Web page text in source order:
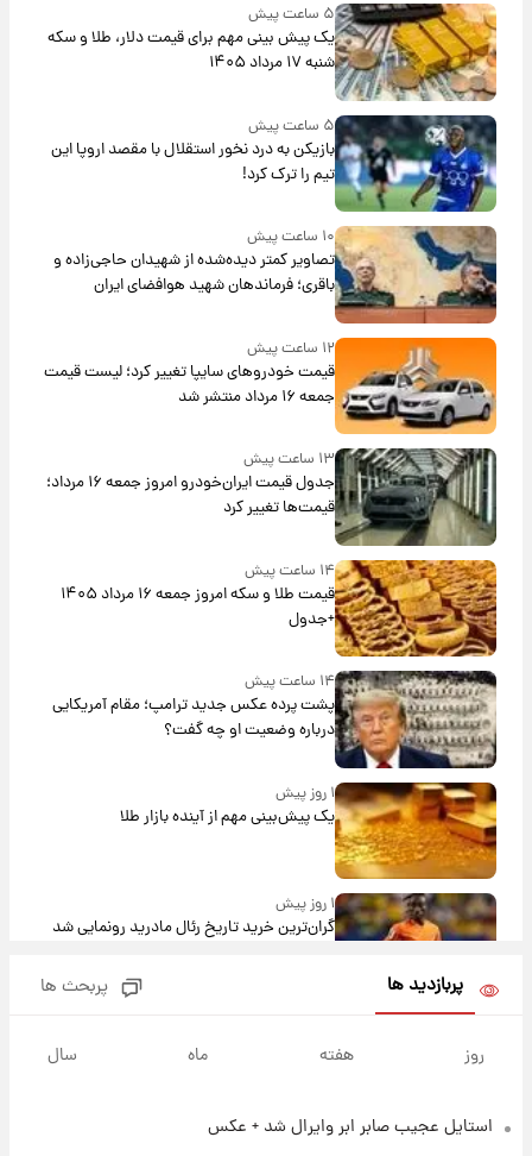
۵ ساعت پیش
یک پیش ‌بینی مهم برای قیمت دلار، طلا و سکه
شنبه ۱۷ مرداد ۱۴۰۵
۵ ساعت پیش
بازیکن به درد نخور استقلال با مقصد اروپا این
تیم را ترک کرد!
۱۰ ساعت پیش
تصاویر کمتر دیده‌شده از شهیدان حاجی‌زاده و
باقری؛ فرماندهان شهید هوافضای ایران
۱۲ ساعت پیش
قیمت خودروهای سایپا تغییر کرد؛ لیست قیمت
جمعه ۱۶ مرداد منتشر شد
۱۳ ساعت پیش
جدول قیمت ایران‌خودرو امروز جمعه ۱۶ مرداد؛
قیمت‌ها تغییر کرد
۱۴ ساعت پیش
قیمت طلا و سکه امروز جمعه ۱۶ مرداد ۱۴۰۵
+جدول
۱۴ ساعت پیش
پشت پرده عکس جدید ترامپ؛ مقام آمریکایی
درباره وضعیت او چه گفت؟
۱ روز پیش
یک پیش‌بینی مهم از آینده بازار طلا
۱ روز پیش
گران‌ترین خرید تاریخ رئال مادرید رونمایی شد
روزها پربارش‌تر خواهند بود؟
۱ روز پیش
پربازدید ها پربحث ها
روز هفته ماه سال
استایل عجیب صابر ابر وایرال شد + عکس